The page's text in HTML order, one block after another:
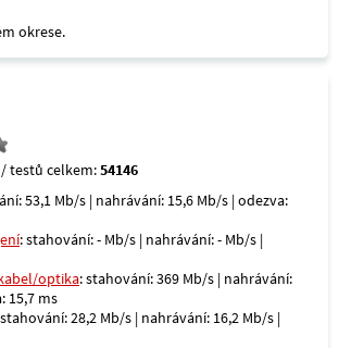
okrese.
/ testů celkem:54146
53,1 Mb/s | nahrávání: 15,6 Mb/s | odezva:
: stahování: - Mb/s | nahrávání: - Mb/s |
optika: stahování: 369 Mb/s | nahrávání:
15,7 ms
28,2 Mb/s | nahrávání: 16,2 Mb/s |